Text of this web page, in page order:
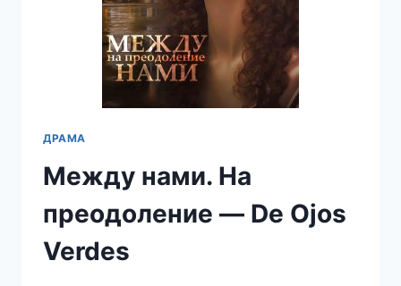
ДРАМА
Между нами. На
преодоление — De Ojos
Verdes